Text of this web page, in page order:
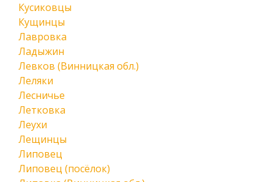
Кусиковцы
Кущинцы
Лавровка
Ладыжин
Левков (Винницкая обл.)
Леляки
Лесничье
Летковка
Леухи
Лещинцы
Липовец
Липовец (посёлок)